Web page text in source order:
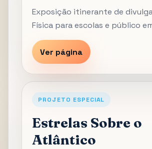
Exposição itinerante de
Física para escolas e público
Ver página
PROJETO ESPECIAL
Estrelas Sobre o
Atlântico